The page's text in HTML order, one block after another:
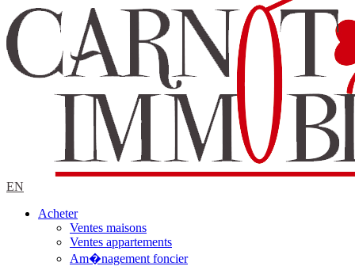
EN
Acheter
Ventes maisons
Ventes appartements
Am�nagement foncier